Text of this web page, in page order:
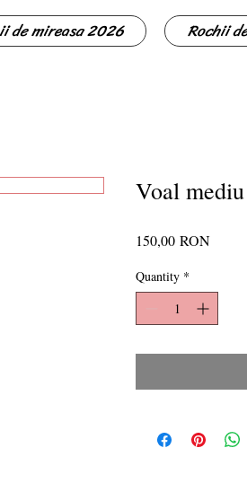
de mireasa 2026 Rochii
Voal mediu
150,00 RONPrice
Quantity *